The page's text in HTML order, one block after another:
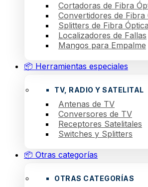
Cortadoras de Fibra
Convertidores de Fibra
Splitters de Fibra Óptica
Localizadores de Fallas
Mangos para Empalme
📦 Herramientas especiales
TV, RADIO Y SATELITAL
Antenas de TV
Conversores de TV
Receptores Satelitales
Switches y Splitters
📦 Otras categorías
OTRAS CATEGORÍAS